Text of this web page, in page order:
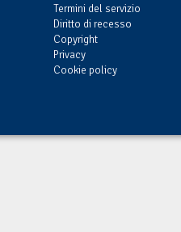
Termini del servizio
Diritto di recesso
Copyright
Privacy
Cookie policy